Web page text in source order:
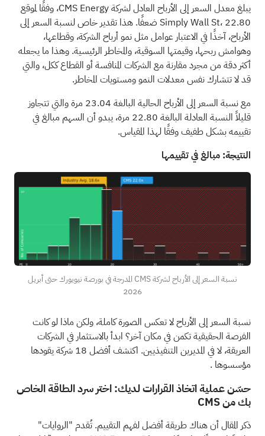
يبلغ معدل السعر إلى الأرباح العادل لشركة CMS Energy، وفقًا لموقع
Simply Wall St، 22.80 ضعفًا. هذا تقدير خاص لنسبة السعر إلى
الأرباح، آخذًا في الاعتبار عوامل مثل نمو أرباح الشركة، وقطاعها،
وهوامش ربحها، وقيمتها السوقية، والمخاطر الرئيسية. وهذا ما يجعله
أكثر دقة من مجرد مقارنة مع الشركات المنافسة أو القطاع ككل، والتي
قد لا تتشارك نفس معدلات النمو ومستويات المخاطر.
مع نسبة السعر إلى الأرباح الحالية البالغة 23.04 مرة والتي تتجاوز
قليلاً النسبة العادلة البالغة 22.80 مرة، يبدو أن السهم مبالغ في
تقييمه بشكل طفيف وفقًا لهذا المقياس.
النتيجة: مبالغ في تقييمها
نسبة السعر إلى الأرباح لشركة CMS المدرجة في بورصة نيويورك حتى أبريل
2026
نسبة السعر إلى الأرباح لا تعكس الصورة كاملة، ولكن ماذا لو كانت
الفرصة الحقيقية تكمن في مكان آخر؟ ابدأ بالاستثمار في الشركات
العريقة، لا في المديرين التنفيذيين. اكتشف أفضل 18 شركة يقودها
مؤسسوها .
حسّن عملية اتخاذ القرارات لديك: اختر سرد الطاقة الخاص
بك من CMS
ذكر المقال أن هناك طريقة أفضل لفهم التقييم. تُقدم "الروايات"